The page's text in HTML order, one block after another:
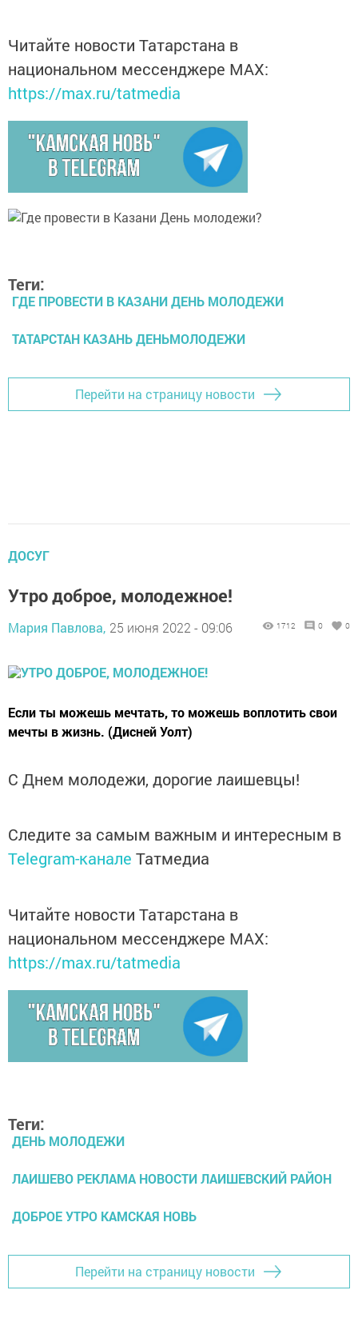
Читайте новости Татарстана в
национальном мессенджере MАХ:
https://max.ru/tatmedia
Теги:
ГДЕ ПРОВЕСТИ В КАЗАНИ ДЕНЬ МОЛОДЕЖИ
ТАТАРСТАН КАЗАНЬ ДЕНЬМОЛОДЕЖИ
Перейти на страницу новости
ДОСУГ
Утро доброе, молодежное!
Мария Павлова, 25 июня 2022 - 09:06 1712 0 0
Если ты можешь мечтать, то можешь воплотить свои
мечты в жизнь. (Дисней Уолт)
С Днем молодежи, дорогие лаишевцы!
Следите за самым важным и интересным в
Telegram-канале Татмедиа
Читайте новости Татарстана в
национальном мессенджере MАХ:
https://max.ru/tatmedia
Теги:
ДЕНЬ МОЛОДЕЖИ
ЛАИШЕВО РЕКЛАМА НОВОСТИ ЛАИШЕВСКИЙ РАЙОН
ДОБРОЕ УТРО КАМСКАЯ НОВЬ
Перейти на страницу новости